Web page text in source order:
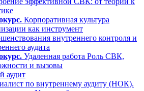
Корпоративная культура
как инструмент
внутреннего контроля и
аудита
Удаленная работа Роль СВК,
и вызовы
аудит
по внутреннему аудиту (НОК).